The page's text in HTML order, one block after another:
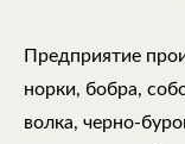
Предприятие
норки, бобра,
волка, черно-